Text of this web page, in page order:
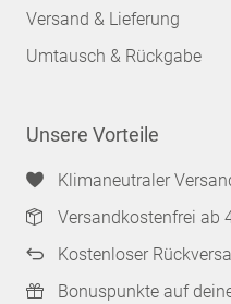
Versand & Lieferung
Umtausch & Rückgabe
Unsere Vorteile
Klimaneutraler
Versandkostenfrei ab
Kostenloser
Bonuspunkte auf